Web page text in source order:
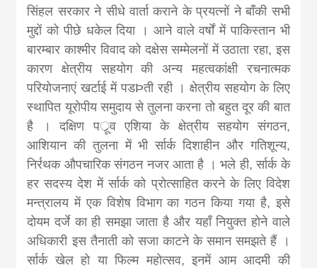
सिंहल सरकार ने सीधे वार्ता कराने के प्रयत्नों ने बाँकी सभी
मुद्दों को पीछे धकेल दिया । आने वाले वर्षों में पाकिस्तान भी
बारम्बार काश्मीर विवाद को दक्षेस सम्मेलनों में उठाता रहा, इस
कारण क्षेत्रीय सहयोग की अन्य महत्वकांक्षी रचनात्मक
परियोजनाएं खर्टाई में पडÞती रही । क्षेत्रीय सहयोग के लिए
स्थापित यूरोपीय समुदाय से तुलना करना तो बहुत दूर की बात
है । दक्षिण पर्ूव एशिया के क्षेत्रीय सहयोग संगठन,
आशियान की तुलना में भी र्सार्क दिशाहीन और गतिशून्य,
निर्रथक औपचारिक संगठन नजर आता है । भले ही, र्सार्क के
हर सदस्य देश में र्सार्क को प्रोत्साहित करने के लिए विदेश
मन्त्रालय में एक विशेष विभाग का गठन किया गया है, इसे
दोयम दर्जे का ही समझा जाता है और यहाँ नियुक्त होने वाले
अधिकारी इस तैनाती को सजा काटने के समान समझते हैं ।
र्सार्क खेल हो या फिल्म महोत्सव, इनमें आम आदमी की